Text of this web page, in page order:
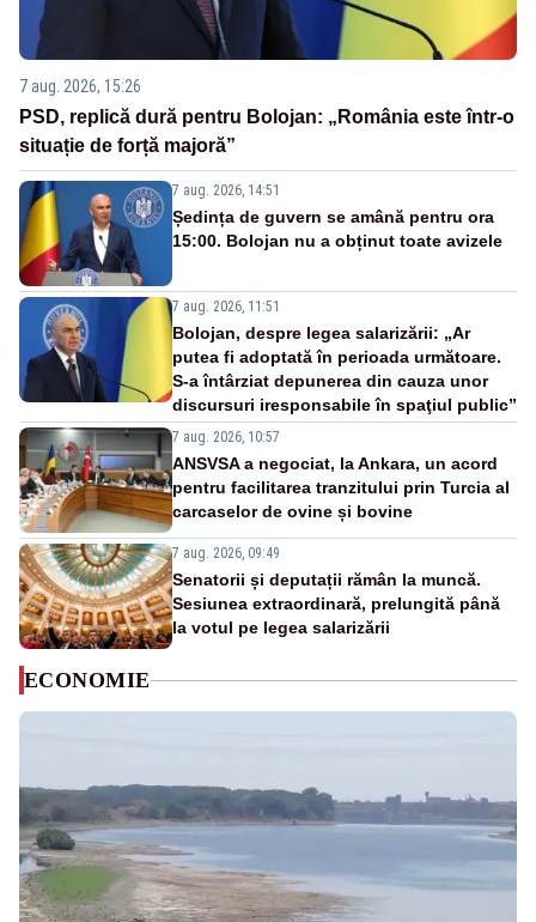
7 aug. 2026, 15:26
PSD, replică dură pentru Bolojan: „România este într-o
situație de forță majoră”
7 aug. 2026, 14:51
Ședința de guvern se amână pentru ora
15:00. Bolojan nu a obținut toate avizele
7 aug. 2026, 11:51
Bolojan, despre legea salarizării: „Ar
putea fi adoptată în perioada următoare.
S-a întârziat depunerea din cauza unor
discursuri iresponsabile în spaţiul public”
7 aug. 2026, 10:57
ANSVSA a negociat, la Ankara, un acord
pentru facilitarea tranzitului prin Turcia al
carcaselor de ovine și bovine
7 aug. 2026, 09:49
Senatorii și deputații rămân la muncă.
Sesiunea extraordinară, prelungită până
la votul pe legea salarizării
ECONOMIE